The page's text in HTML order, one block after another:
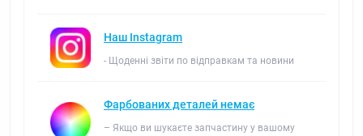
Наш Instagram
- Щоденні звіти по відправкам та новини
Фарбованих деталей немає
– Якщо ви шукаєте запчастину у вашому